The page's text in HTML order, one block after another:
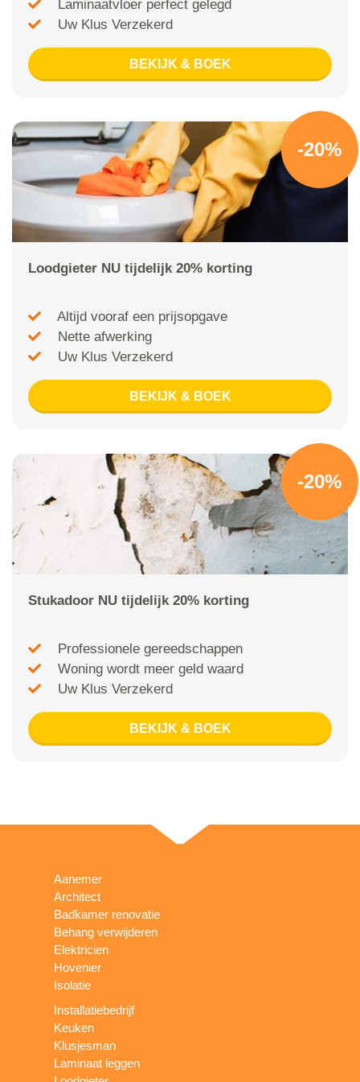
Laminaatvloer perfect gelegd
Uw Klus Verzekerd
BEKIJK & BOEK
-20%
Loodgieter NU tijdelijk 20% korting
Altijd vooraf een prijsopgave
Nette afwerking
Uw Klus Verzekerd
BEKIJK & BOEK
-20%
Stukadoor NU tijdelijk 20% korting
Professionele gereedschappen
Woning wordt meer geld waard
Uw Klus Verzekerd
BEKIJK & BOEK
Aanemer
Architect
Badkamer renovatie
Behang verwijderen
Elektricien
Hovenier
Isolatie
Installatiebedrijf
Keuken
Klusjesman
Laminaat leggen